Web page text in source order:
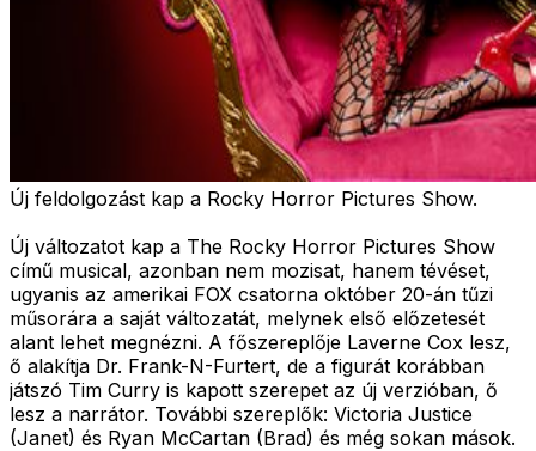
Új feldolgozást kap a Rocky Horror Pictures Show.
Új változatot kap a The Rocky Horror Pictures Show
című musical, azonban nem mozisat, hanem tévéset,
ugyanis az amerikai FOX csatorna október 20-án tűzi
műsorára a saját változatát, melynek első előzetesét
alant lehet megnézni. A főszereplője Laverne Cox lesz,
ő alakítja Dr. Frank-N-Furtert, de a figurát korábban
játszó Tim Curry is kapott szerepet az új verzióban, ő
lesz a narrátor. További szereplők: Victoria Justice
(Janet) és Ryan McCartan (Brad) és még sokan mások.